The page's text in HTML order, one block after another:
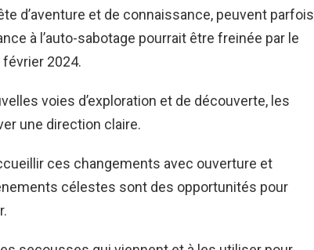
d’aventure et de connaissance, peuvent parfois
à l’auto-sabotage pourrait être freinée par le
2024.
voies d’exploration et de découverte, les
une direction claire.
ces changements avec ouverture et
célestes sont des opportunités pour